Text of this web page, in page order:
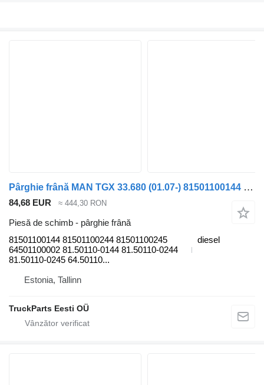
Pârghie frână MAN TGX 33.680 (01.07-) 81501100144 pentru cap tractor MAN TGL, TGM, TGS, TGX (2005-2021)
84,68 EUR ≈ 444,30 RON
Piesă de schimb - pârghie frână
81501100144 81501100244 81501100245
64501100002 81.50110-0144 81.50110-0244
81.50110-0245 64.50110...
diesel
Estonia, Tallinn
TruckParts Eesti OÜ